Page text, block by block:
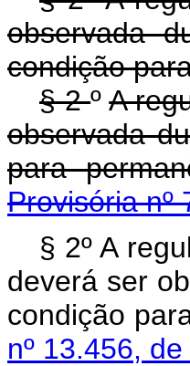
observada
condição
§ 2ºA
observada
para
Provisória nº
§ 2º A
deverá ser
condição
nº 13.456,